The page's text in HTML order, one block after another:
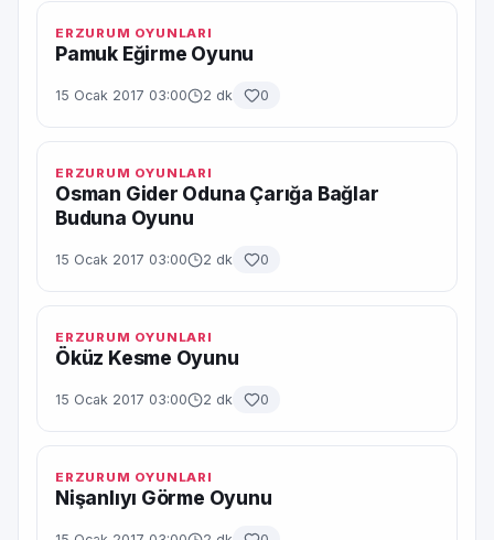
ERZURUM OYUNLARI
Pamuk Eğirme Oyunu
15 Ocak 2017 03:00 2 dk 0
ERZURUM OYUNLARI
Osman Gider Oduna Çarığa Bağlar
Buduna Oyunu
15 Ocak 2017 03:00 2 dk 0
ERZURUM OYUNLARI
Öküz Kesme Oyunu
15 Ocak 2017 03:00 2 dk 0
ERZURUM OYUNLARI
Nişanlıyı Görme Oyunu